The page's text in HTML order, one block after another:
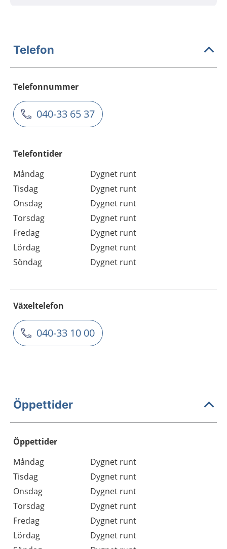
Telefon
Telefonnummer
040-33 65 37
Telefontider
Måndag
Dygnet runt
Tisdag
Dygnet runt
Onsdag
Dygnet runt
Torsdag
Dygnet runt
Fredag
Dygnet runt
Lördag
Dygnet runt
Söndag
Dygnet runt
Växeltelefon
040-33 10 00
Öppettider
Öppettider
Dag
Öppettider
Kommentarer
Måndag
Dygnet runt
Tisdag
Dygnet runt
Onsdag
Dygnet runt
Torsdag
Dygnet runt
Fredag
Dygnet runt
Lördag
Dygnet runt